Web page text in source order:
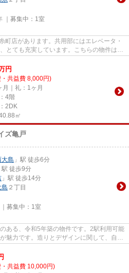
｜募集中： 1室
町店があります。共用部にはエレベータ・
とても充実しています。こちらの物件はマ
円
共益費 8,000円)
月｜礼：1ヶ月
4階
2DK
㎡
ズ亀戸
大島 」駅 徒歩6分
駅 徒歩9分
」駅 徒歩14分
島 ２丁目
募集中： 1室
ある、令和5年築の物件です。2駅利用可能
魅力です。造りとデザインに関して、自信
共益費 10,000円)